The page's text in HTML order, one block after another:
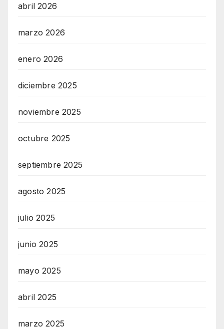
abril 2026
marzo 2026
enero 2026
diciembre 2025
noviembre 2025
octubre 2025
septiembre 2025
agosto 2025
julio 2025
junio 2025
mayo 2025
abril 2025
marzo 2025